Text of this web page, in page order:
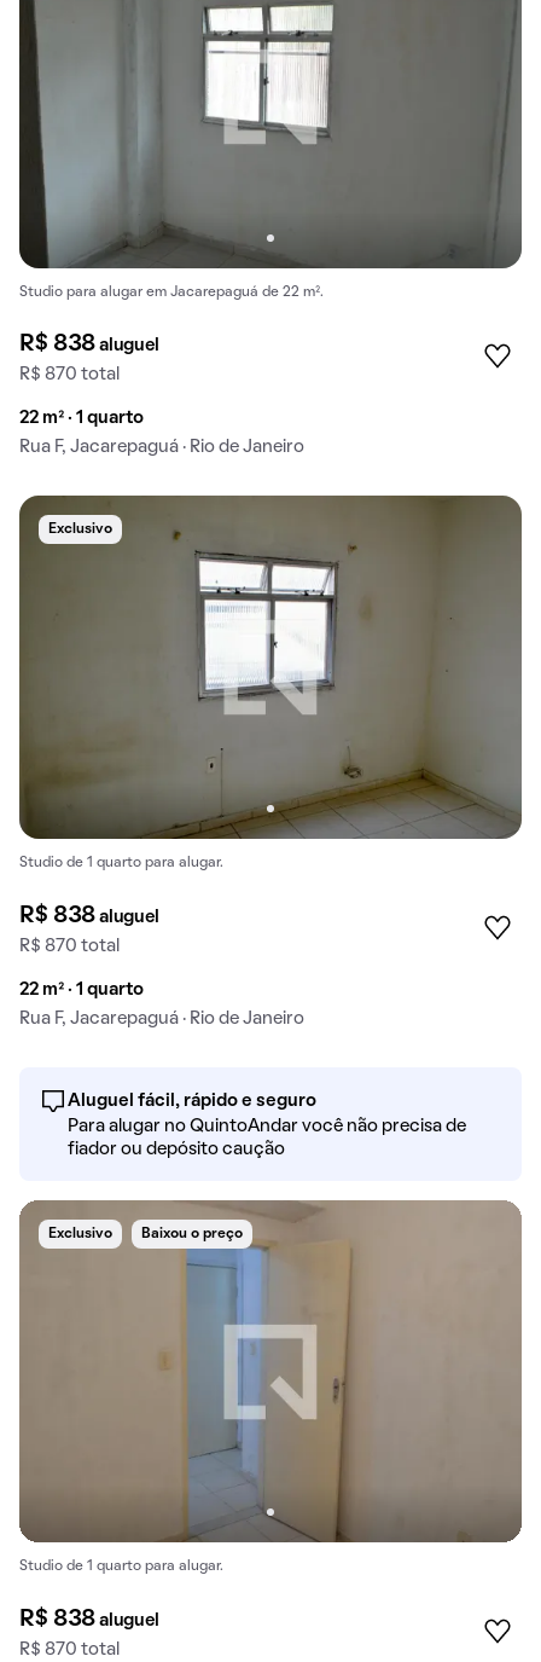
Studio para alugar em Jacarepaguá de 22 m².
R$ 838aluguel
R$ 870 total
22 m² · 1 quarto
Rua F, Jacarepaguá · Rio de Janeiro
Exclusivo
Studio de 1 quarto para alugar.
R$ 838aluguel
R$ 870 total
22 m² · 1 quarto
Rua F, Jacarepaguá · Rio de Janeiro
Aluguel fácil, rápido e seguro
Para alugar no QuintoAndar você não precisa de
fiador ou depósito caução
Exclusivo Baixou o preço
Studio de 1 quarto para alugar.
R$ 838aluguel
R$ 870 total